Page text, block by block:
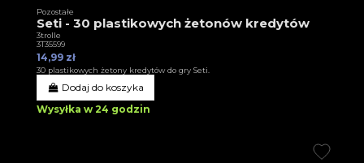
Pozostałe
Seti - 30 plastikowych żetonów kredytów
3trolle
3T35599
14,99 zł
30 plastikowych żetony kredytów do gry Seti.
Dodaj do koszyka
Wysyłka w 24 godzin